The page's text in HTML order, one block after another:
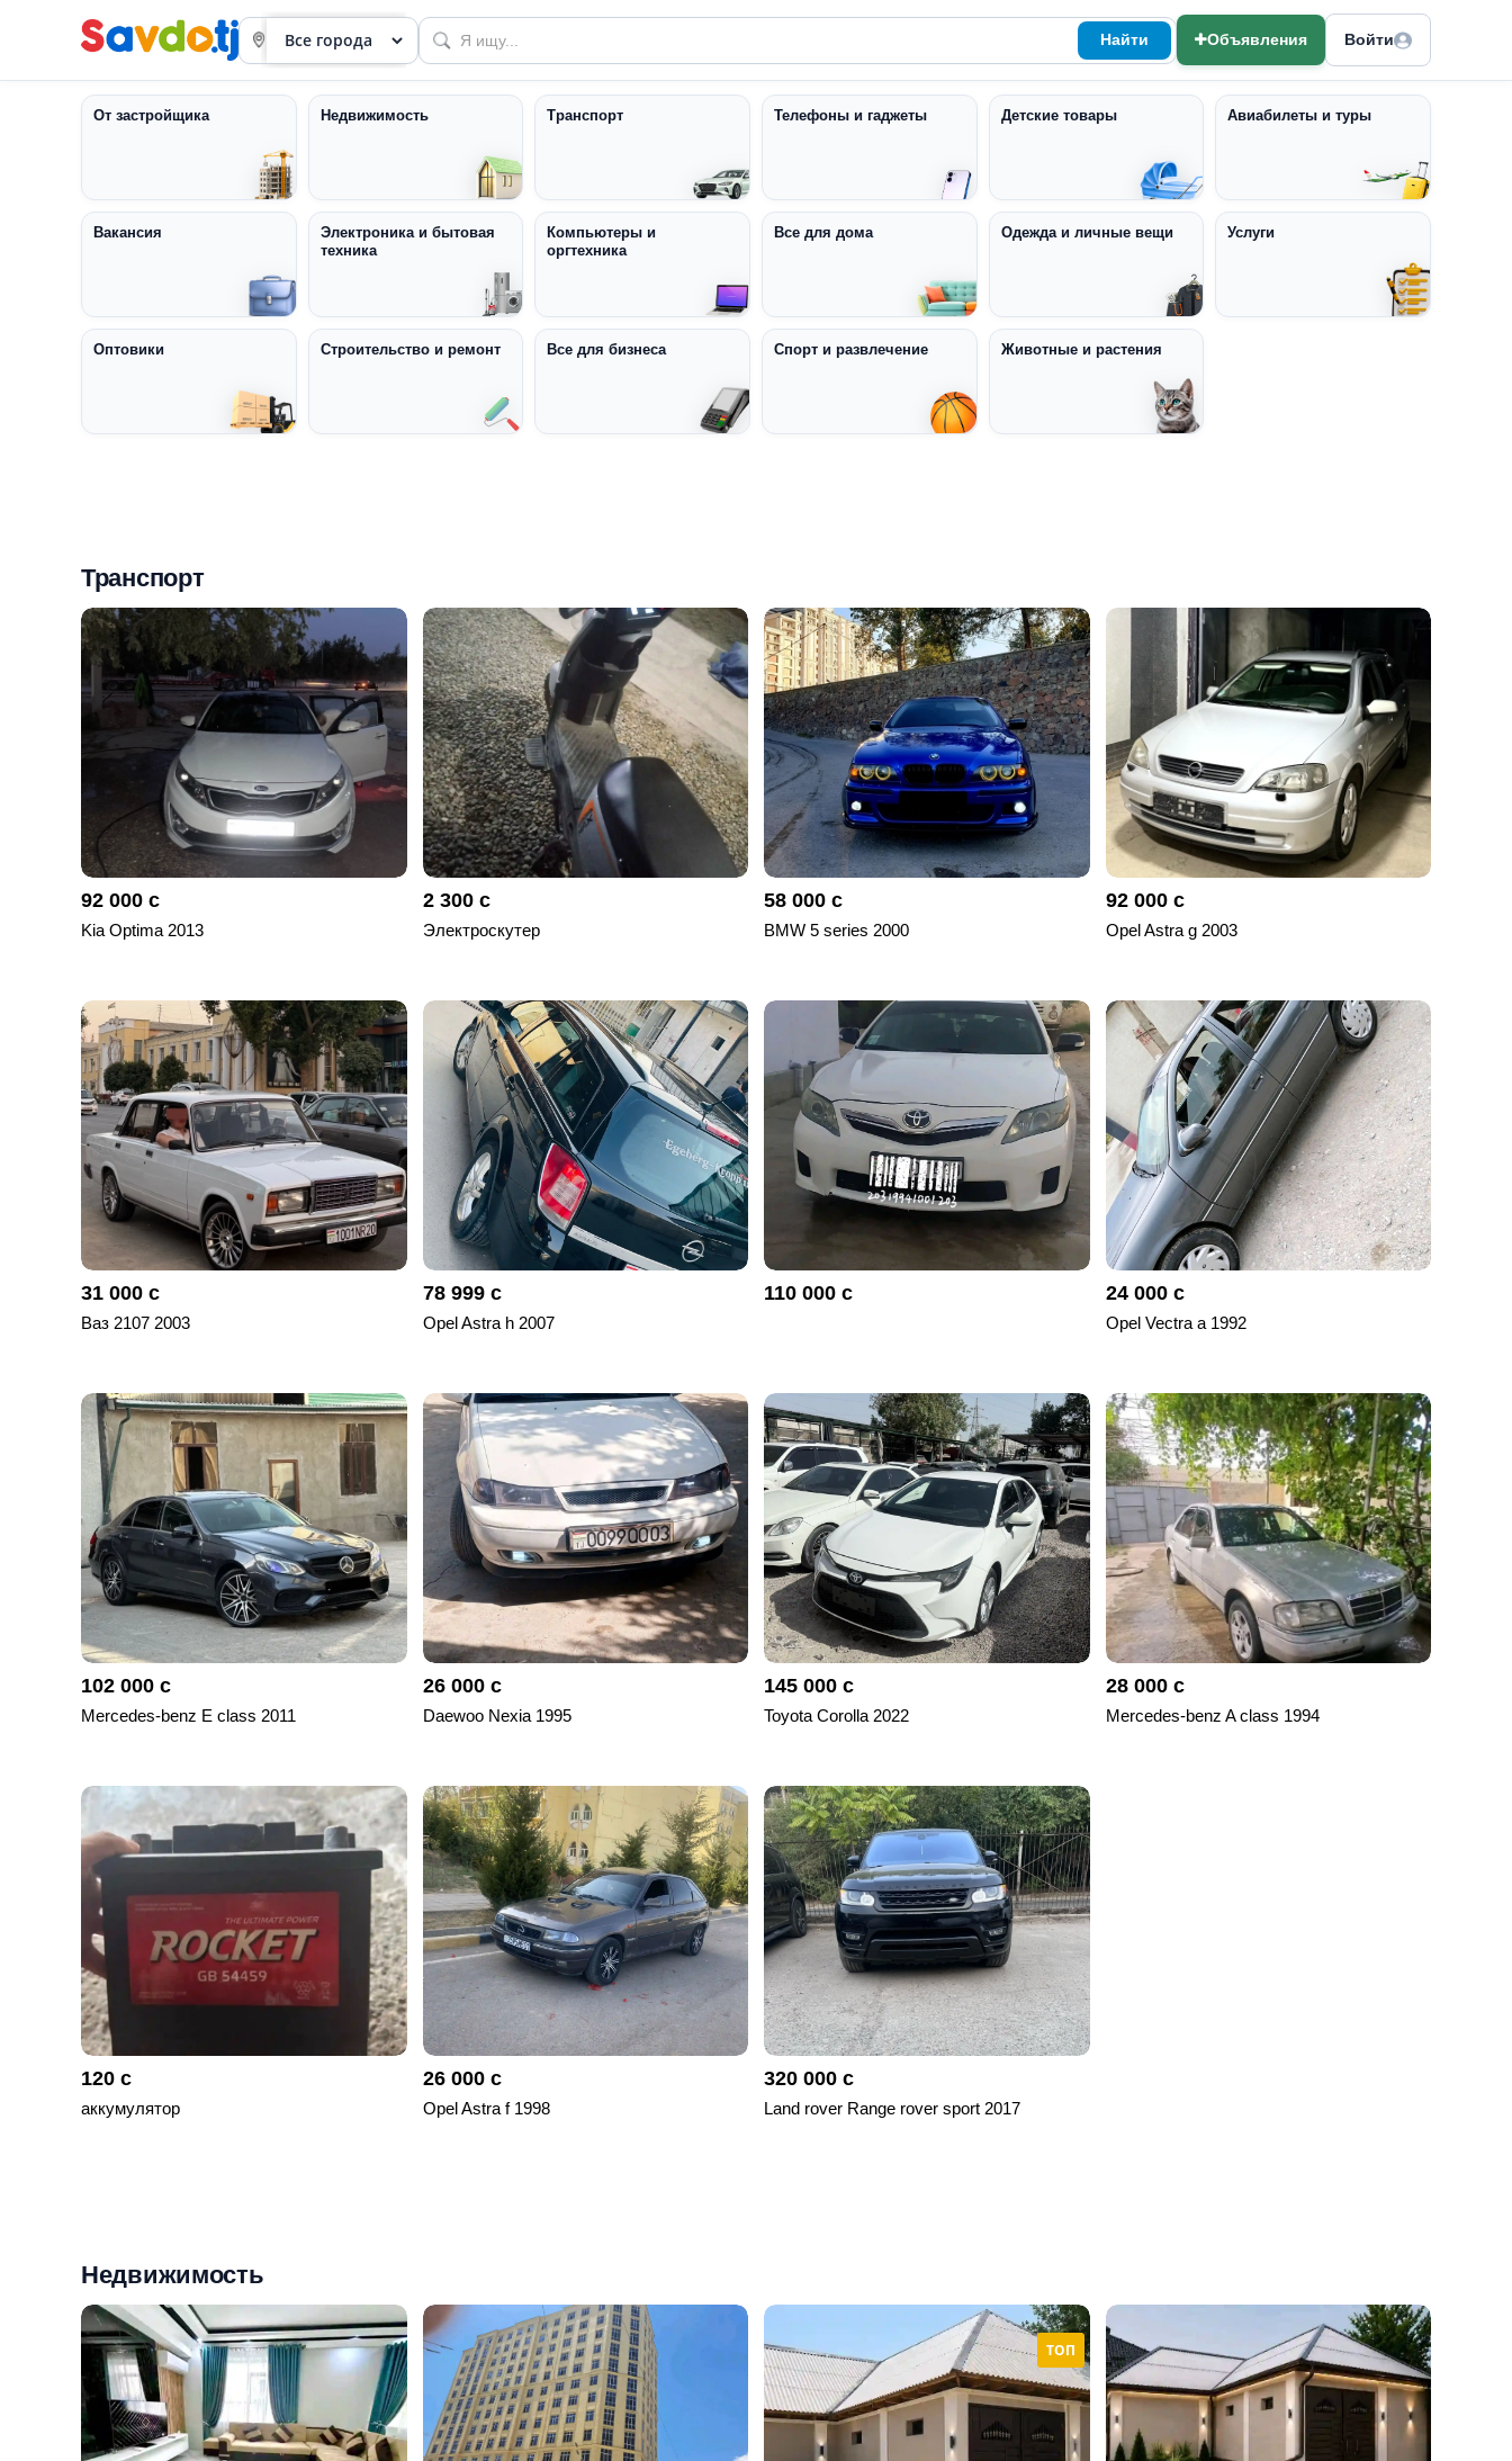
Найти Объявления Войти
приборов
Профиль
Избранные
объявления
модерации
Скрытые
объявления
Скрытые
Повторно
отправленные
объявления
Сделка
Настройки
аккаунта
От застройщика Недвижимость Транспорт Телефоны и гаджеты Детские товары Авиабилеты и туры
Вакансия
Электроника и бытовая
техника
Компьютеры и
оргтехника
Все для дома Одежда и личные вещи Услуги
Оптовики Строительство и ремонт Все для бизнеса Спорт и развлечение Животные и растения
Транспорт
92 000 с
Kia Optima 2013
2 300 с
Электроскутер
58 000 с
BMW 5 series 2000
92 000 с
Opel Astra g 2003
31 000 с
Ваз 2107 2003
78 999 с
Opel Astra h 2007
110 000 с 24 000 с
Opel Vectra a 1992
102 000 с
Mercedes-benz E class 2011
26 000 с
Daewoo Nexia 1995
145 000 с
Toyota Corolla 2022
28 000 с
Mercedes-benz A class 1994
120 с
аккумулятор
26 000 с
Opel Astra f 1998
320 000 с
Land rover Range rover sport 2017
Недвижимость
ТОП